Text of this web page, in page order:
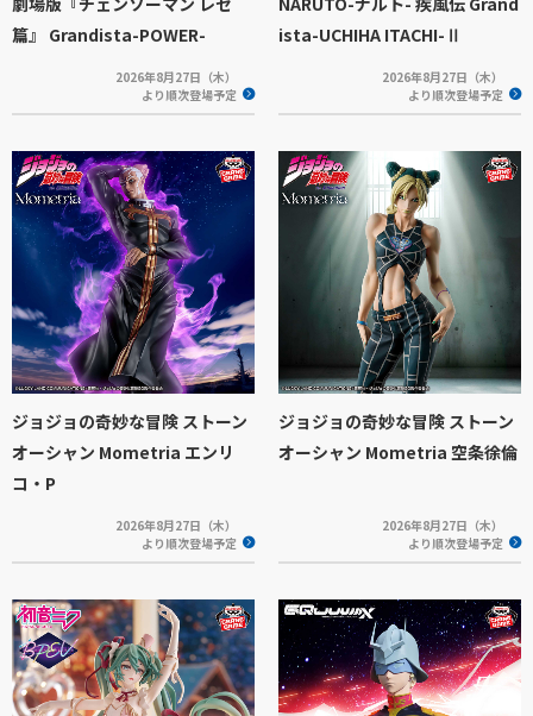
篇』 Grandista-POWER-
2026年8月27日（木）
より順次登場予定
ista-UCHIHA ITACHI-Ⅱ
2026年8月27日（木）
より順次登場予定
ジョジョの奇妙な冒険 ストーン
オーシャン Mometria エンリ
コ・P
2026年8月27日（木）
より順次登場予定
ジョジョの奇妙な冒険 ストーン
オーシャン Mometria 空条徐倫
2026年8月27日（木）
より順次登場予定